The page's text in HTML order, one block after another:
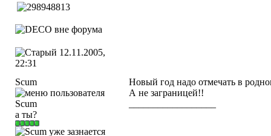
12.11.2005,
22:31
Scum
а ты?
Новый год надо отмечать в
А не заграницей!!